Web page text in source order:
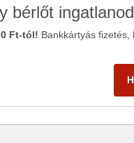
bérlőt
Ft-tól! Bankkártyás fizetés,